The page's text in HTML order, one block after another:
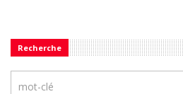
Recherche